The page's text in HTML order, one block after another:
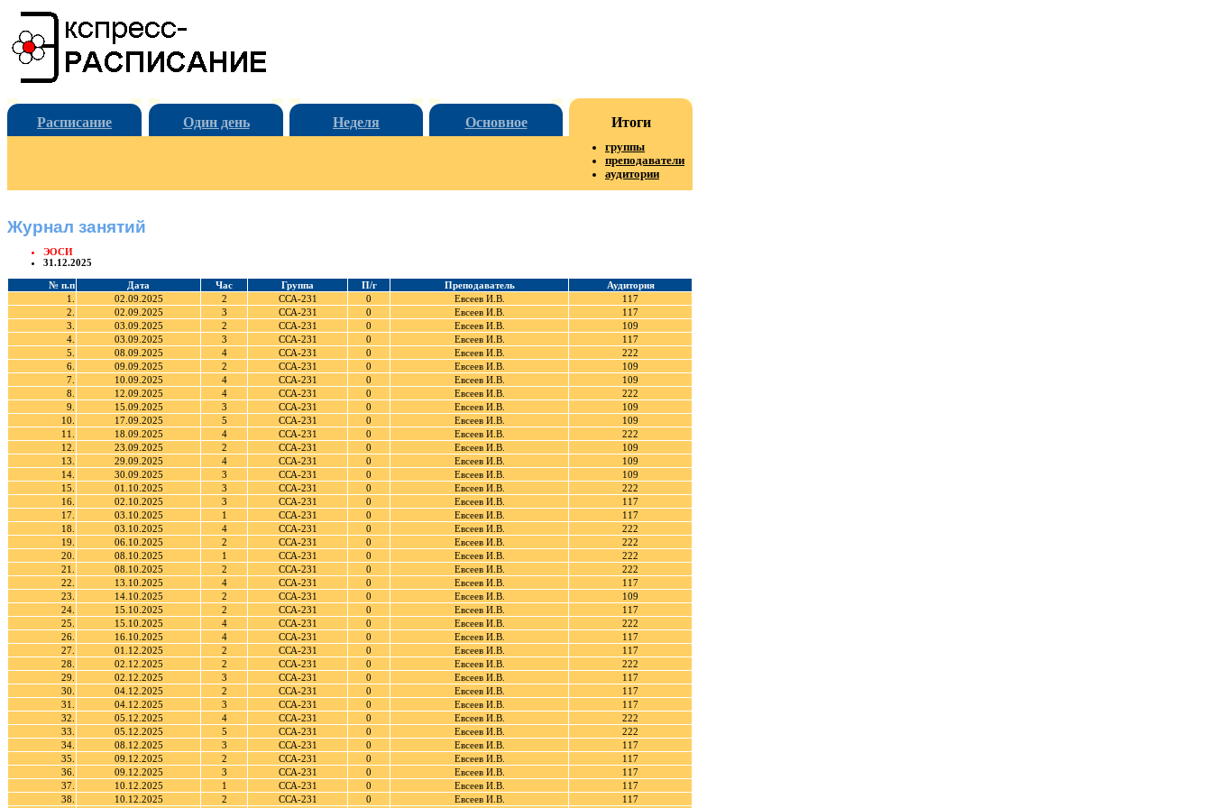
Расписание Один день Неделя Основное Итоги
группы
преподаватели
аудитории
Журнал занятий
ЭОСИ
31.12.2025
№ п.п Дата Час Группа П/г Преподаватель
Аудитория
1.
02.09.2025 2 ССА-231 0 Евсеев И.В.
117
2.
02.09.2025 3 ССА-231 0 Евсеев И.В.
117
3.
03.09.2025 2 ССА-231 0 Евсеев И.В.
109
4.
03.09.2025 3 ССА-231 0 Евсеев И.В.
117
5.
08.09.2025 4 ССА-231 0 Евсеев И.В.
222
6.
09.09.2025 2 ССА-231 0 Евсеев И.В.
109
7.
10.09.2025 4 ССА-231 0 Евсеев И.В.
109
8.
12.09.2025 4 ССА-231 0 Евсеев И.В.
222
9.
15.09.2025 3 ССА-231 0 Евсеев И.В.
109
10.
17.09.2025 5 ССА-231 0 Евсеев И.В.
109
11.
18.09.2025 4 ССА-231 0 Евсеев И.В.
222
12.
23.09.2025 2 ССА-231 0 Евсеев И.В.
109
13.
29.09.2025 4 ССА-231 0 Евсеев И.В.
109
14.
30.09.2025 3 ССА-231 0 Евсеев И.В.
109
15.
01.10.2025 3 ССА-231 0 Евсеев И.В.
222
16.
02.10.2025 3 ССА-231 0 Евсеев И.В.
117
17.
03.10.2025 1 ССА-231 0 Евсеев И.В.
117
18.
03.10.2025 4 ССА-231 0 Евсеев И.В.
222
19.
06.10.2025 2 ССА-231 0 Евсеев И.В.
222
20.
08.10.2025 1 ССА-231 0 Евсеев И.В.
222
21.
08.10.2025 2 ССА-231 0 Евсеев И.В.
222
22.
13.10.2025 4 ССА-231 0 Евсеев И.В.
117
23.
14.10.2025 2 ССА-231 0 Евсеев И.В.
109
24.
15.10.2025 2 ССА-231 0 Евсеев И.В.
117
25.
15.10.2025 4 ССА-231 0 Евсеев И.В.
222
26.
16.10.2025 4 ССА-231 0 Евсеев И.В.
117
27.
01.12.2025 2 ССА-231 0 Евсеев И.В.
117
28.
02.12.2025 2 ССА-231 0 Евсеев И.В.
222
29.
02.12.2025 3 ССА-231 0 Евсеев И.В.
117
30.
04.12.2025 2 ССА-231 0 Евсеев И.В.
117
31.
04.12.2025 3 ССА-231 0 Евсеев И.В.
117
32.
05.12.2025 4 ССА-231 0 Евсеев И.В.
222
33.
05.12.2025 5 ССА-231 0 Евсеев И.В.
222
34.
08.12.2025 3 ССА-231 0 Евсеев И.В.
117
35.
09.12.2025 2 ССА-231 0 Евсеев И.В.
117
36.
09.12.2025 3 ССА-231 0 Евсеев И.В.
117
37.
10.12.2025 1 ССА-231 0 Евсеев И.В.
117
38.
10.12.2025 2 ССА-231 0 Евсеев И.В.
117